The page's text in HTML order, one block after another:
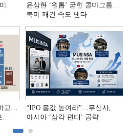
윤상현 ‘원톱ʼ 굳힌 콜마그룹…
북미 재건 속도 낸다
고…
“IPO 몸값 높여라”…무신사,
아시아 ‘삼각 편대’ 공략